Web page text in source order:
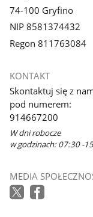
74-100 Gryfino
NIP 8581374432
Regon 811763084
KONTAKT
Skontaktuj się z
pod numerem:
914667200
W dni robocze
w godzinach: 07:30 -
MEDIA